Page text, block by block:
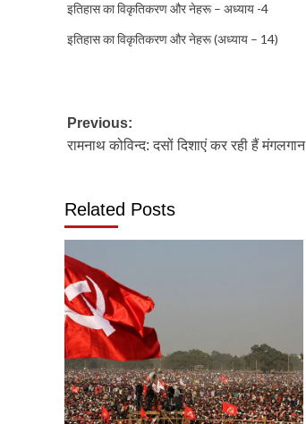
इतिहास का विकृतिकरण और नेहरू – अध्याय -4
इतिहास का विकृतिकरण और नेहरू (अध्याय – 14)
Post
navigation
Previous:
रामनाथ कोविन्द: दसों दिशाएं कर रही हैं मंगलगान
Related Posts